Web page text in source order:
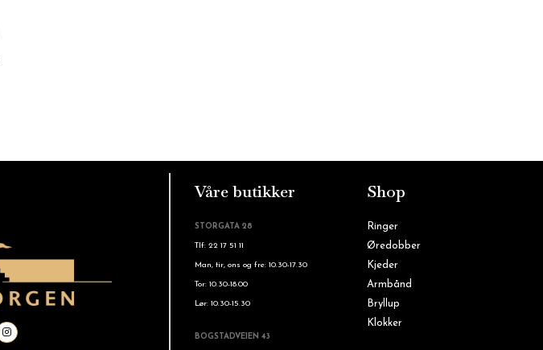
I
n
s
Våre butikker
STORGATA 28
Tlf: 22 17 51 11
Man, tir, ons og fre: 10.30-17.30
Tor: 10.30-18.00
Lør: 10.30-15.30
BOGSTADVEIEN 43
Shop
Ringer
Øredobber
Kjeder
Armbånd
Bryllup
Klokker